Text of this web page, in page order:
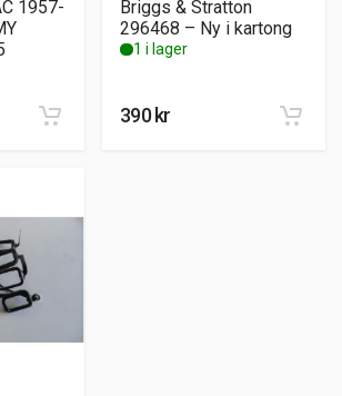
1957-
Briggs & Stratton
296468 – Ny i kartong
1 i lager
390 kr